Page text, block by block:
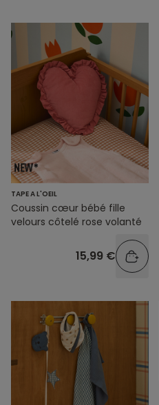
TAPE A L'OEIL
Coussin cœur bébé fille
velours côtelé rose volanté
15,99 €